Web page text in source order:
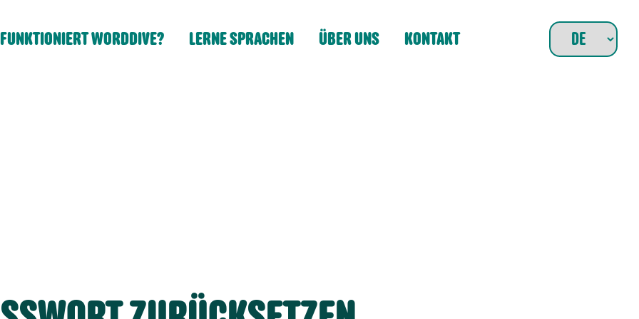
WORDDIVE? LERNE SPRACHEN ÜBER UNS KONTAKT